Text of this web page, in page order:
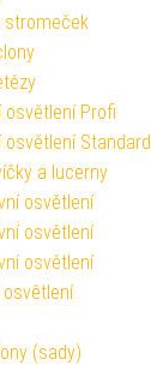
stromeček
Profi
Standard
a lucerny
osvětlení
osvětlení
osvětlení
(sady)